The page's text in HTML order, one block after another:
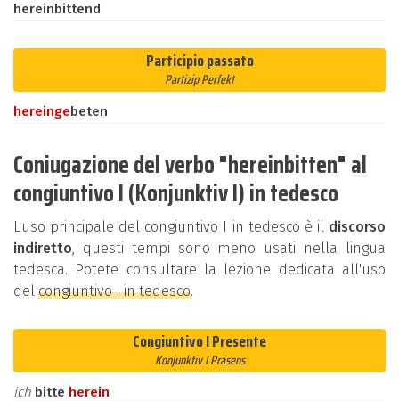
hereinbittend
Participio passato
Partizip Perfekt
hereingebeten
Coniugazione del verbo "hereinbitten" al
congiuntivo I (Konjunktiv I) in tedesco
L'uso principale del congiuntivo I in tedesco è il discorso
indiretto, questi tempi sono meno usati nella lingua
tedesca. Potete consultare la lezione dedicata all'uso
del congiuntivo I in tedesco.
Congiuntivo I Presente
Konjunktiv I Präsens
ich bitte herein